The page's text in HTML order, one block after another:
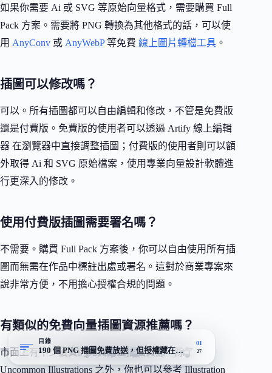
如果你需要 Ai 或 SVG 等原始向量格式，需要購買 Full
Pack 方案。需要將 PNG 轉換為其他格式的話，可以使
用 AnyConv 或 AnyWebP等免費 線上圖片轉檔工具 。
插圖可以修改嗎？
可以。所有插圖都可以自由編輯和修改，不管是免費版
還是付費版。免費版的使用者可以透過 Artify 線上編輯
器 在瀏覽器中直接調整插圖；付費版的使用者則可以額
外取得 Ai 和 SVG 原始檔案，使用專業向量設計軟體進
行更深入的修改。
使用付費版插圖需要署名嗎？
不需要。購買 Full Pack 方案後，你可以自由使用所有插
圖而無需在作品中標註出處或署名。這對於商業專案來
說非常方便，不用擔心授權合規的問題。
有類似的免費向量插圖資源推薦嗎？
市面上有不少優質的免費向量插圖資源。除了
Uncommon Illustrations 之外，你也可以參考 Illustration
目錄
190 個 PNG 插圖免費放送，但授權藏在細節裡
01
27